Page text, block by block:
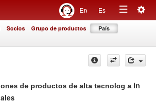
En Es
Toggle
Socios Grupo de productos País
de productos de alta tecnolog a in